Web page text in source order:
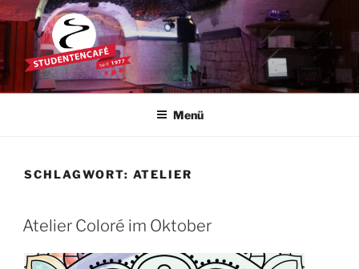
Zum
Inhalt
springen
STUDENTENCAFÉ
Die Kultkneipe in Ulm seit 1977
Menü
SCHLAGWORT: ATELIER
Atelier Coloré im Oktober